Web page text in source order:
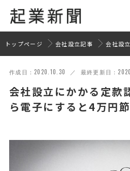
トップページ 会社設立記事 会社設立
作成日：2020.10.30 ／ 最終更新日：
会社設立にかかる定款
ら電子にすると4万円節